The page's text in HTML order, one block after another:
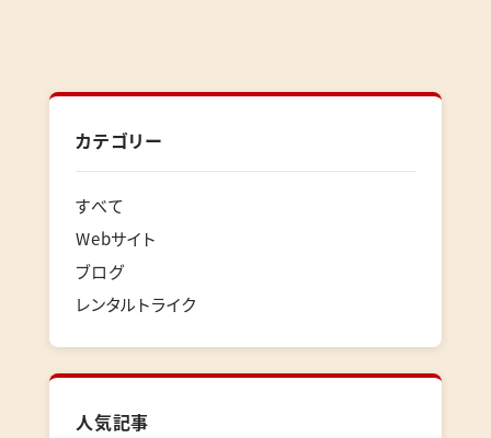
カテゴリー
すべて
Webサイト
ブログ
レンタルトライク
人気記事